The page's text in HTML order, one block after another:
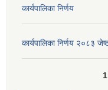
कार्यपालिका निर्णय
कार्यपालिका निर्णय २०८३